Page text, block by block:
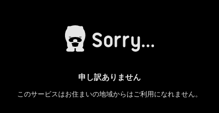
申し訳ありません
このサービスはお住まいの地域からはご利用になれません。